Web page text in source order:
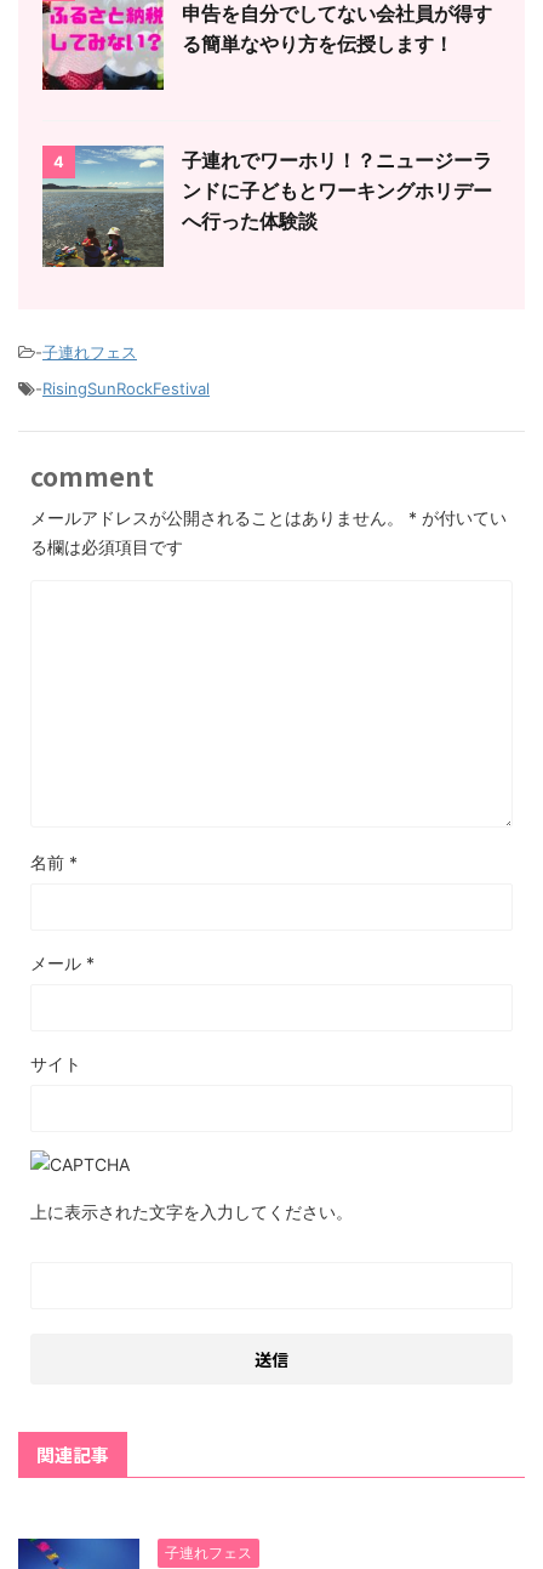
申告を自分でしてない会社員が得す
る簡単なやり方を伝授します！
4
子連れでワーホリ！？ニュージーラ
ンドに子どもとワーキングホリデー
へ行った体験談
-子連れフェス
-RisingSunRockFestival
comment
メールアドレスが公開されることはありません。 * が付いてい
る欄は必須項目です
名前 *
メール *
サイト
上に表示された文字を入力してください。
関連記事
子連れフェス